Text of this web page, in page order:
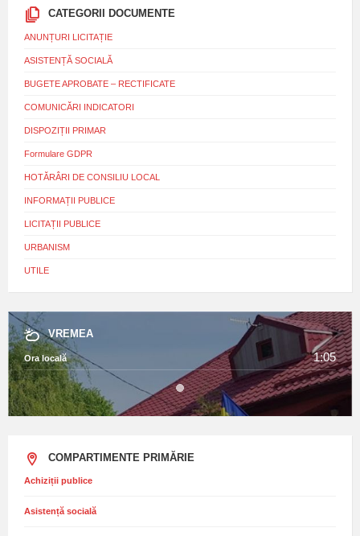
CATEGORII DOCUMENTE
ANUNȚURI LICITAȚIE
ASISTENȚĂ SOCIALĂ
BUGETE APROBATE – RECTIFICATE
COMUNICĂRI INDICATORI
DISPOZIȚII PRIMAR
Formulare GDPR
HOTĂRÂRI DE CONSILIU LOCAL
INFORMAȚII PUBLICE
LICITAȚII PUBLICE
URBANISM
UTILE
VREMEA
Ora locală 1:05
COMPARTIMENTE PRIMĂRIE
Achiziții publice
Asistență socială